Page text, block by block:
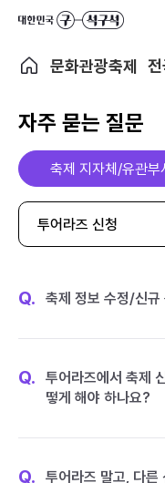
문화관광축제
자주 묻는 질문
축제 지자체/유관부
투어라즈 신청
Q. 축제 정보 수정/신규
Q.
투어라즈에서 축제
떻게 해야 하나요?
Q. 투어라즈 말고, 다른